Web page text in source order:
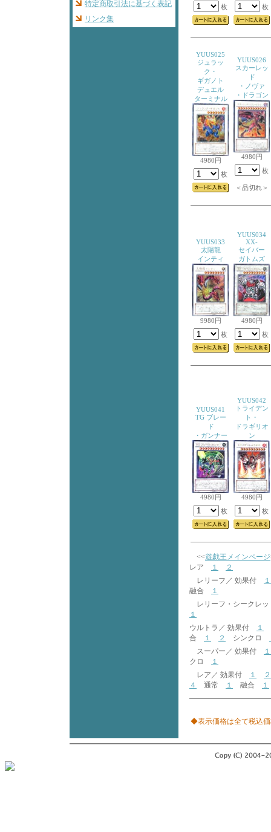
特定商取引法に基づく表記
リンク集
枚
枚
YUUS025
ジュラッ
ク・
ギガノト
デュエル
ターミナル
4980円
枚
YUUS026
スカーレッ
ド
・ノヴァ
・ドラゴン
4980円
枚
＜品切れ＞
YUUS033
太陽龍
インティ
9980円
枚
YUUS034
XX-
セイバー
ガトムズ
4980円
枚
YUUS041
TG ブレー
ド
・ガンナー
4980円
枚
YUUS042
トライデン
ト・
ドラギリオ
ン
4980円
枚
<<遊戯王メインページ
レア
１
２
レリーフ／ 効果付
１
融合
１
レリーフ・シークレ
１
ウルトラ／ 効果付
１
合
１ ２ シンクロ
スーパー／ 効果付
１
クロ
１
レア／ 効果付
１
２
４
通常 １ 融合 １
◆表示価格は全て税込